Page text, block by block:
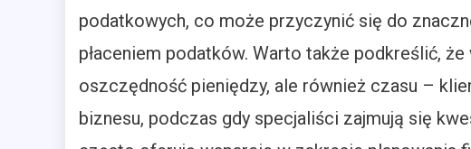
podatkowych, co może przyczynić się do
płaceniem podatków. Warto także podkreślić,
oszczędność pieniędzy, ale również czasu –
biznesu, podczas gdy specjaliści zajmują się